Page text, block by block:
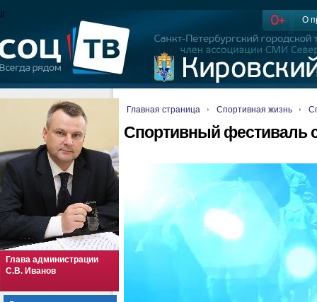
О
//
Глава администрации
С.В. Иванов
Главная страница Спортивная жизнь
Спортивный фестиваль